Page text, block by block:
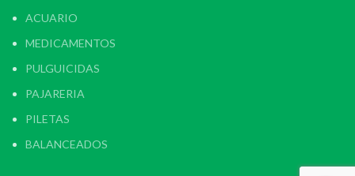
ACUARIO
MEDICAMENTOS
PULGUICIDAS
PAJARERIA
PILETAS
BALANCEADOS